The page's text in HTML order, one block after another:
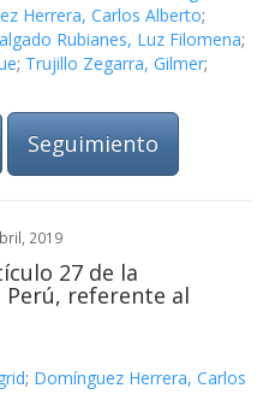
Herrera, Carlos Alberto;
Rubianes, Luz Filomena;
; Trujillo Zegarra, Gilmer;
Seguimiento
2019
27 de la
referente al
; Domínguez Herrera, Carlos